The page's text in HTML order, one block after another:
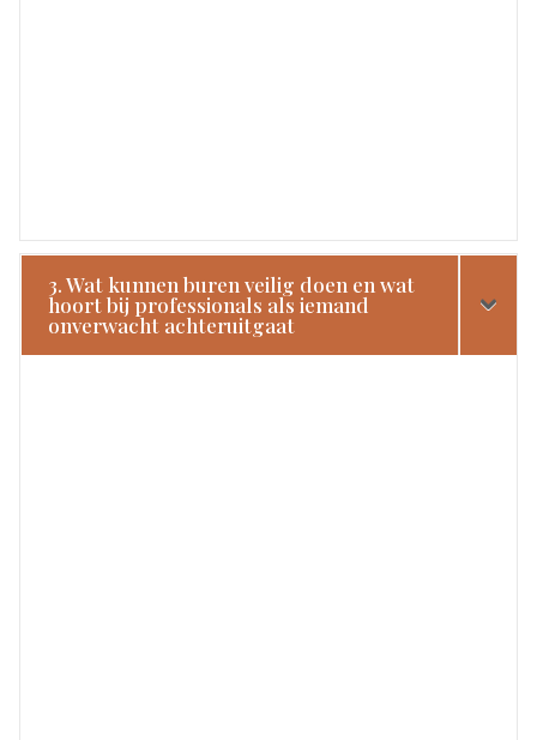
3. Wat kunnen buren veilig doen en wat
hoort bij professionals als iemand
onverwacht achteruitgaat